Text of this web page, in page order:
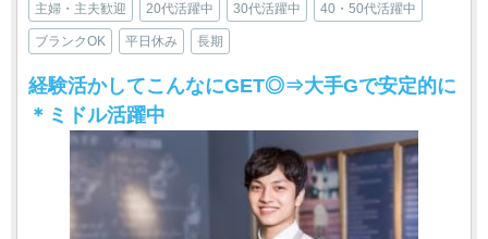
主婦・主夫歓迎 20代活躍中 30代活躍中 40・50代活躍中
ブランクOK 平日休み 長期
経験活かしてこんなにGET◎⇒大手Gで安定的に
＊ミドル活躍中